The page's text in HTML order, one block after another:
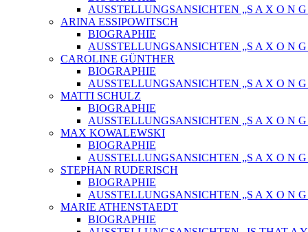
AUSSTELLUNGSANSICHTEN „S A X O N
ARINA ESSIPOWITSCH
BIOGRAPHIE
AUSSTELLUNGSANSICHTEN „S A X O N
CAROLINE GÜNTHER
BIOGRAPHIE
AUSSTELLUNGSANSICHTEN „S A X O N
MATTI SCHULZ
BIOGRAPHIE
AUSSTELLUNGSANSICHTEN „S A X O N
MAX KOWALEWSKI
BIOGRAPHIE
AUSSTELLUNGSANSICHTEN „S A X O N
STEPHAN RUDERISCH
BIOGRAPHIE
AUSSTELLUNGSANSICHTEN „S A X O N
MARIE ATHENSTAEDT
BIOGRAPHIE